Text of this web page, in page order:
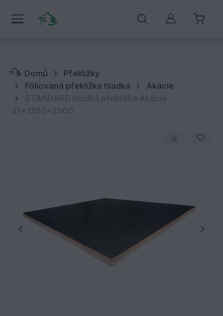
Můj účet
Domů
Překližky
Fóliovaná překližka hladká
Akácie
STANDARD hladká překližka Akácie
21x1250x2500